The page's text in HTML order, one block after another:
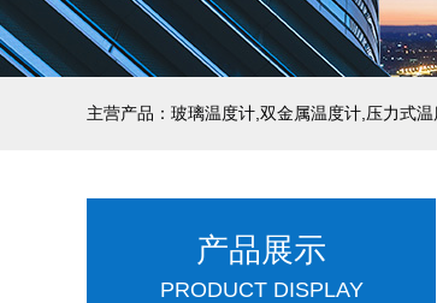
产品展示
PRODUCT DISPLAY